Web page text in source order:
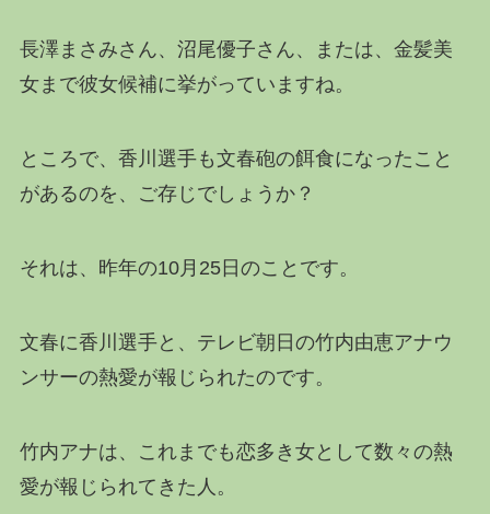
長澤まさみさん、沼尾優子さん、または、金髪美
女まで彼女候補に挙がっていますね。
ところで、香川選手も文春砲の餌食になったこと
があるのを、ご存じでしょうか？
それは、昨年の10月25日のことです。
文春に香川選手と、テレビ朝日の竹内由恵アナウ
ンサーの熱愛が報じられたのです。
竹内アナは、これまでも恋多き女として数々の熱
愛が報じられてきた人。